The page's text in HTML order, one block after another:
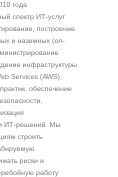
года
спектр ИТ-услуг
построение
и наземных (on-
инфраструктуры
Services (AWS),
обеспечение
ИТ-решений. Мы
строить
риски и
работу